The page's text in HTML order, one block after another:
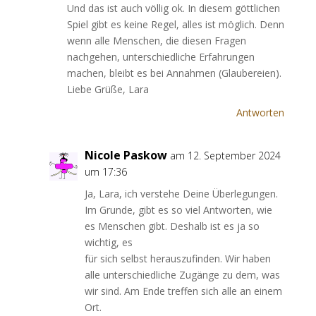
Und das ist auch völlig ok. In diesem göttlichen
Spiel gibt es keine Regel, alles ist möglich. Denn
wenn alle Menschen, die diesen Fragen
nachgehen, unterschiedliche Erfahrungen
machen, bleibt es bei Annahmen (Glaubereien).
Liebe Grüße, Lara
Antworten
Nicole Paskow am 12. September 2024
um 17:36
Ja, Lara, ich verstehe Deine Überlegungen.
Im Grunde, gibt es so viel Antworten, wie
es Menschen gibt. Deshalb ist es ja so
wichtig, es
für sich selbst herauszufinden. Wir haben
alle unterschiedliche Zugänge zu dem, was
wir sind. Am Ende treffen sich alle an einem
Ort.